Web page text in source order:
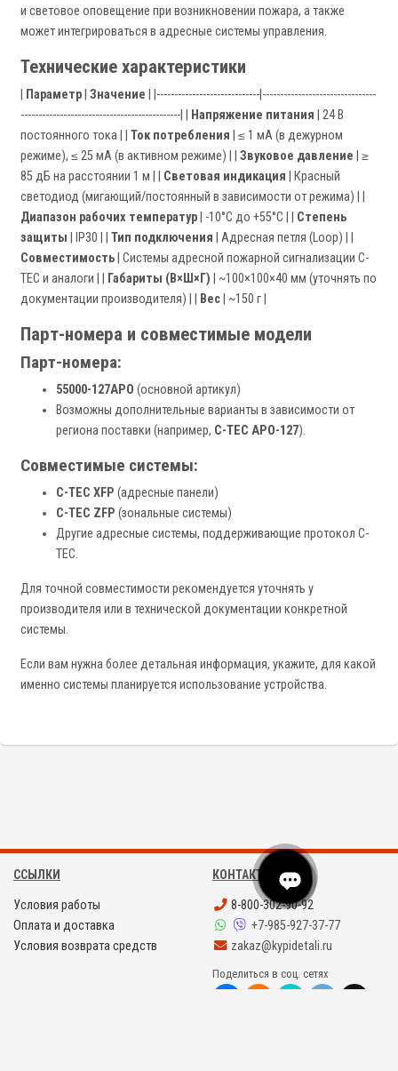
и световое оповещение при возникновении пожара, а также
может интегрироваться в адресные системы управления.
Технические характеристики
Параметр Значение | |-----------------------------|--------------------------------
---------------------------------------------| |
Напряжение питания | 24 В
постоянного тока | | Ток потребления | ≤ 1 мА (в дежурном
режиме), ≤ 25 мА (в активном режиме) | | Звуковое давление | ≥
85 дБ на расстоянии 1 м | | Световая индикация | Красный
светодиод (мигающий/постоянный в зависимости от режима) | |
Диапазон рабочих температур | -10°C до +55°C | | Степень
защиты | IP30 | | Тип подключения | Адресная петля (Loop) | |
Совместимость | Системы адресной пожарной сигнализации C-
TEC и аналоги | |
Габариты (В×Ш×Г) | ~100×100×40 мм (уточнять по
документации производителя) | |
Вес | ~150 г |
Парт-номера и совместимые модели
Парт-номера:
55000-127APO (основной артикул)
Возможны дополнительные варианты в зависимости от
региона поставки (например, C-TEC APO-127).
Совместимые системы:
C-TEC XFP (адресные панели)
C-TEC ZFP (зональные системы)
Другие адресные системы, поддерживающие протокол C-
TEC.
Для точной совместимости рекомендуется уточнять у
производителя или в технической документации конкретной
системы.
Если вам нужна более детальная информация, укажите, для какой
именно системы планируется использование устройства.
ССЫЛКИ
Условия работы
Оплата и доставка
Условия возврата средств
КОНТАКТЫ
8-800-302-90-92
+7-985-927-37-77
zakaz@kypidetali.ru
Поделиться в соц. сетях